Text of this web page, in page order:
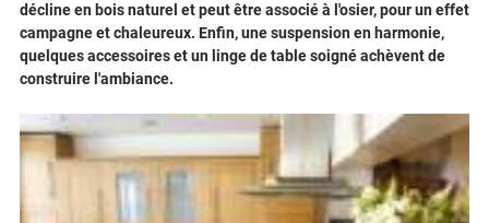
décline en bois naturel et peut être associé à l'osier, pour un effet
campagne et chaleureux. Enfin, une suspension en harmonie,
quelques accessoires et un linge de table soigné achèvent de
construire l'ambiance.